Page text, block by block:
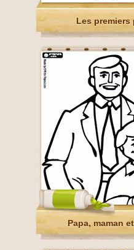
Les premiers
Papa, maman